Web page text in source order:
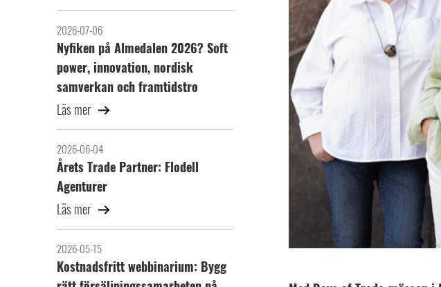
2026-07-06
Nyfiken på Almedalen 2026? Soft
power, innovation, nordisk
samverkan och framtidstro
Läs mer
2026-06-04
Årets Trade Partner: Flodell
Agenturer
Läs mer
2026-05-15
Kostnadsfritt webbinarium: Bygg